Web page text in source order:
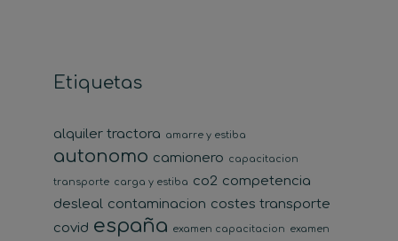
Etiquetas
alquiler tractora amarre y estiba
autonomo camionero capacitacion
transporte carga y estiba co2 competencia
desleal contaminacion costes transporte
covid españa examen capacitacion examen